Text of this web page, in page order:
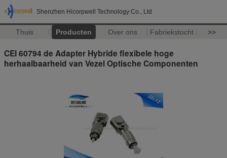
Shenzhen Hicorpwell Technology Co., Ltd
Thuis Producten Over ons Fabriekstocht >>
CEI 60794 de Adapter Hybride flexibele hoge
herhaalbaarheid van Vezel Optische Componenten